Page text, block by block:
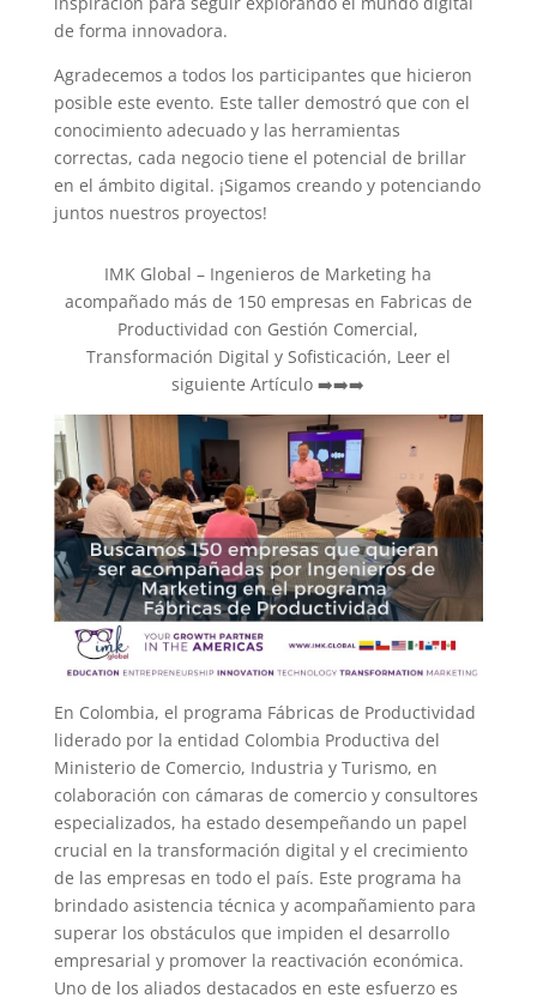
de forma innovadora.
Agradecemos a todos los participantes que hicieron
posible este evento. Este taller demostró que con el
conocimiento adecuado y las herramientas
correctas, cada negocio tiene el potencial de brillar
en el ámbito digital. ¡Sigamos creando y potenciando
juntos nuestros proyectos!
IMK Global – Ingenieros de Marketing ha
acompañado más de 150 empresas en Fabricas de
Productividad con Gestión Comercial,
Transformación Digital y Sofisticación, Leer el
siguiente Artículo ➡️➡️➡️
En Colombia, el programa Fábricas de Productividad
liderado por la entidad Colombia Productiva del
Ministerio de Comercio, Industria y Turismo, en
colaboración con cámaras de comercio y consultores
especializados, ha estado desempeñando un papel
crucial en la transformación digital y el crecimiento
de las empresas en todo el país. Este programa ha
brindado asistencia técnica y acompañamiento para
superar los obstáculos que impiden el desarrollo
empresarial y promover la reactivación económica.
Uno de los aliados destacados en este esfuerzo es